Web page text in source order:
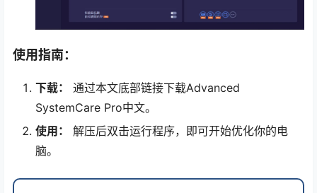
使用指南：
下载：
通过本文底部链接下载Advanced
SystemCare Pro中文。
使用：
解压后双击运行程序，即可开始优化你的电
脑。